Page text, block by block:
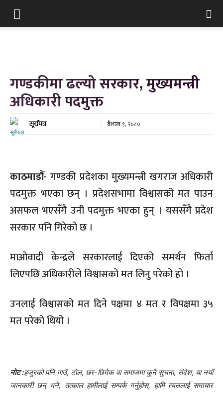
गण्डकीमा ढल्यो सरकार, मुख्यमन्त्री
अधिकारी पदमुक्त
सूर्यपत्र बैशाख ९, २०८०
काठमाडौँ- गण्डकी प्रदेशका मुख्यमन्त्री खगराज अधिकारी
पदमुक्त भएका छन् । प्रदेशसभामा विश्वासको मत पाउन
असफल भएसँगै उनी पदमुक्त भएका हुन् । यससँगै प्रदेश
सरकार पनि गिरेको छ ।
माओवादी केन्द्रले सरकारलाई दिएको समर्थन फिर्ता
लिएपछि अधिकारीले विश्वासको मत लिनु परेको हो ।
उनलाई विश्वासको मत दिने पक्षमा ४ मत र विपक्षमा ३५
मत परेको थियो ।
नोट :हजुरको पनि गाउँ, टोल, छर-छिमेक वा समाजमा कुनै सुचना, संदेश, या नयाँ
जानकारी छन् भने, तत्काल हामीलाई सम्पर्क गर्नुहोस, हामि त्यसलाई समाचार